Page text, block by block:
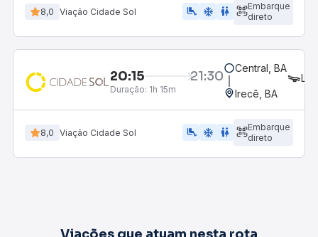
8,0 Viação Cidade Sol airline_seat_legroom_extra ac_unit WC
Embarque
direto
20:15 21:30
Duração: 1h 15m
Central, BA
Irecê, BA
8,0 Viação Cidade Sol airline_seat_legroom_extra ac_unit wc
Embarque
direto